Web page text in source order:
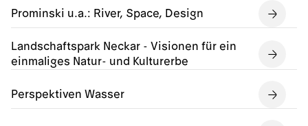
Prominski u.a.: River, Space, Design
Landschaftspark Neckar - Visionen für ein
einmaliges Natur- und Kulturerbe
Perspektiven Wasser